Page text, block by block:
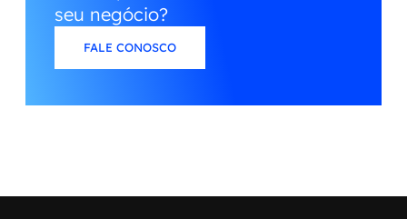
seu negócio?
FALE CONOSCO